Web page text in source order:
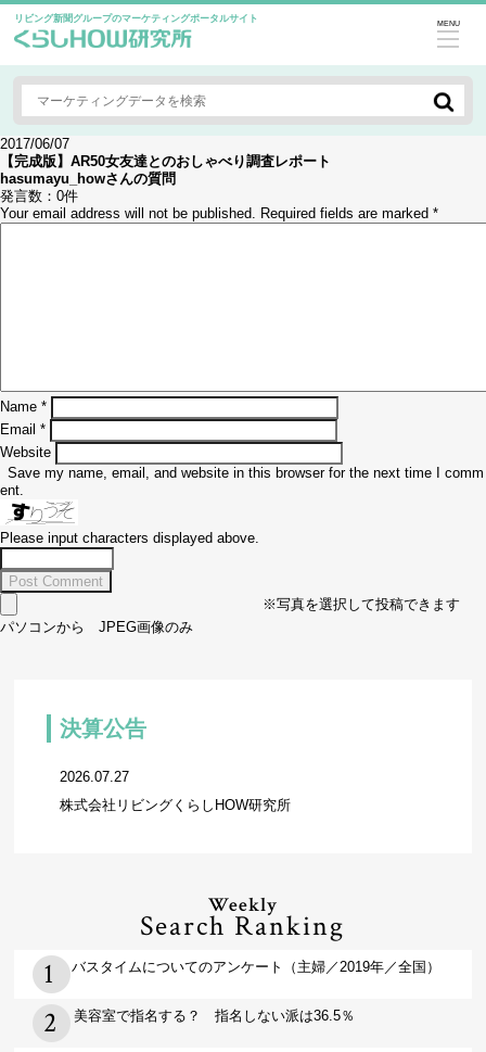
リビング新聞グループのマーケティングポータルサイト MENU
2017/06/07
【完成版】AR50女友達とのおしゃべり調査レポート
hasumayu_howさんの質問
発言数： 0件
Your email address will not be published. Required fields are marked *
Name *
Email *
Website
Save my name, email, and website in this browser for the next time I comm
ent.
Please input characters displayed above.
※写真を選択して投稿できます
パソコンから JPEG画像のみ
決算公告
2026.07.27
株式会社リビングくらしHOW研究所
Weekly
Search Ranking
バスタイムについてのアンケート（主婦／2019年／全国）
美容室で指名する？ 指名しない派は36.5％